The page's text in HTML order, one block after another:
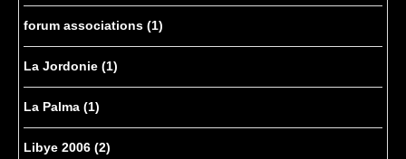
forum associations (1)
La Jordonie (1)
La Palma (1)
Libye 2006 (2)